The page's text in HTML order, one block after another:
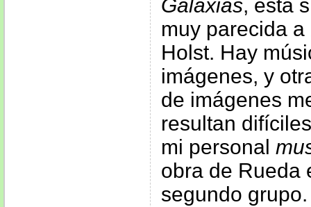
Galaxias, esta
muy parecida a
Holst. Hay
imágenes, y
de imágenes
resultan
mi personal
obra de Rueda
segundo grupo.